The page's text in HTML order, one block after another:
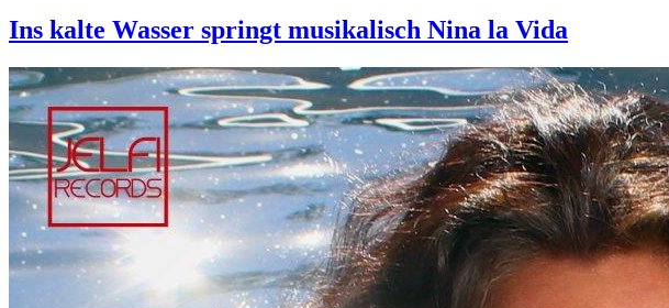
Ins kalte Wasser springt musikalisch Nina la Vida